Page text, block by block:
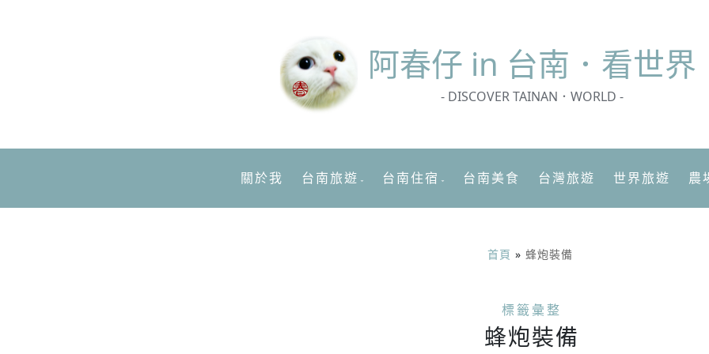
阿春仔 in 台南．看世界
- DISCOVER TAINAN．WORLD -
關於我 台南旅遊 台南住宿 台南美食 台灣旅遊 世界旅遊 農
首頁 » 蜂炮裝備
標籤彙整
蜂炮裝備